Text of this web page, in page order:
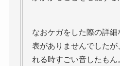
なおケガをした際の詳
表がありませんでしたが
れる時すごい音したも